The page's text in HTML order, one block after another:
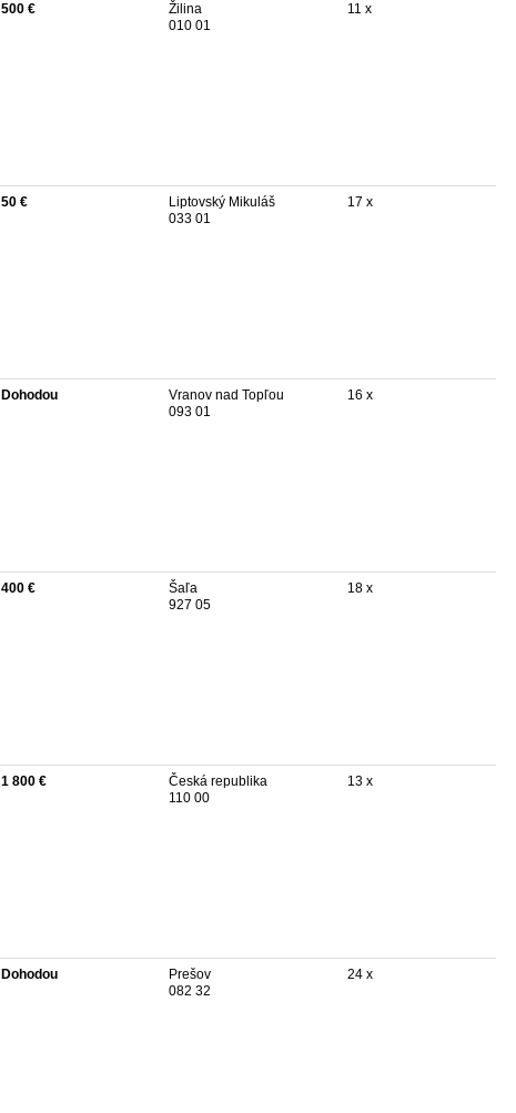
500 €
Žilina
010 01
11 x
50 €
Liptovský Mikuláš
033 01
17 x
Dohodou
Vranov nad Topľou
093 01
16 x
400 €
Šaľa
927 05
18 x
1 800 €
Česká republika
110 00
13 x
Dohodou
Prešov
082 32
24 x